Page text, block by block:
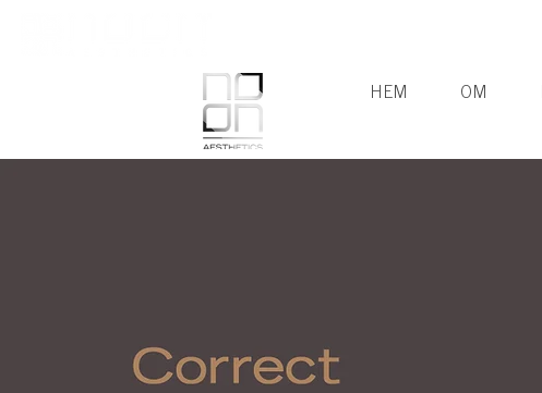
HEM OM